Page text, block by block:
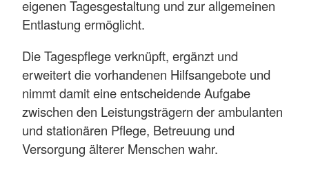
eigenen Tagesgestaltung und zur allgemeinen
Entlastung ermöglicht.
Die Tagespflege verknüpft, ergänzt und
erweitert die vorhandenen Hilfsangebote und
nimmt damit eine entscheidende Aufgabe
zwischen den Leistungsträgern der ambulanten
und stationären Pflege, Betreuung und
Versorgung älterer Menschen wahr.